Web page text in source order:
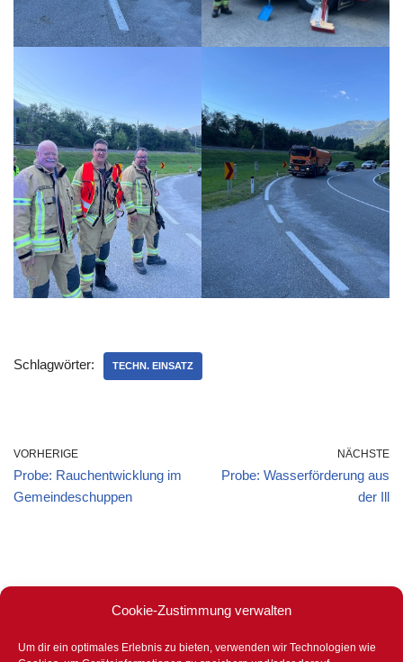
Cookie-Zustimmung verwalten
Um dir ein optimales Erlebnis zu bieten, verwenden wir Technologien wie
Schlagwörter: TECHN. EINSATZ
VORHERIGE
Probe: Rauchentwicklung im
Gemeindeschuppen
NÄCHSTE
Probe: Wasserförderung aus
der Ill